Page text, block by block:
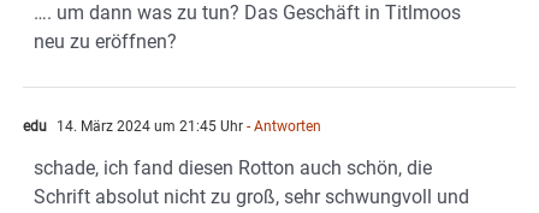
…. um dann was zu tun? Das Geschäft in Titlmoos
neu zu eröffnen?
edu 14. März 2024 um 21:45 Uhr - Antworten
schade, ich fand diesen Rotton auch schön, die
Schrift absolut nicht zu groß, sehr schwungvoll und